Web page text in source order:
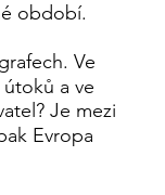
období.
Ve
a ve
Je mezi
Evropa